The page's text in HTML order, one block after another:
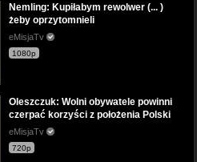
Nemling: Kupiłabym rewolwer (... )
żeby oprzytomnieli
eMisjaTv
1080p
Oleszczuk: Wolni obywatele powinni
czerpać korzyści z położenia Polski
eMisjaTv
720p